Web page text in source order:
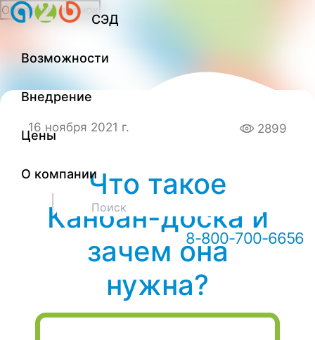
Обратный звонок
Онлайн-консультация А2Б
Здравствуйте! Мы можем вам
чем-то помочь?
СЭД
Возможности
Внедрение
Цены
О компании
8-800-700-6656
16 ноября 2021 г. 2899
Что такое
Канбан-доска и
зачем она
нужна?